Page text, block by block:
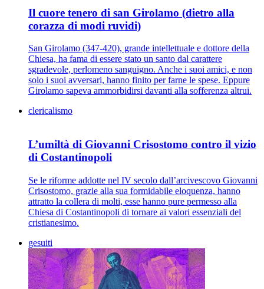
Il cuore tenero di san Girolamo (dietro alla
corazza di modi ruvidi)
San Girolamo (347-420), grande intellettuale e dottore della
Chiesa, ha fama di essere stato un santo dal carattere
sgradevole, perlomeno sanguigno. Anche i suoi amici, e non
solo i suoi avversari, hanno finito per farne le spese. Eppure
Girolamo sapeva ammorbidirsi davanti alla sofferenza altrui.
clericalismo
L’umiltà di Giovanni Crisostomo contro il vizio
di Costantinopoli
Se le riforme addotte nel IV secolo dall’arcivescovo Giovanni
Crisostomo, grazie alla sua formidabile eloquenza, hanno
attratto la collera di molti, esse hanno pure permesso alla
Chiesa di Costantinopoli di tornare ai valori essenziali del
cristianesimo.
gesuiti